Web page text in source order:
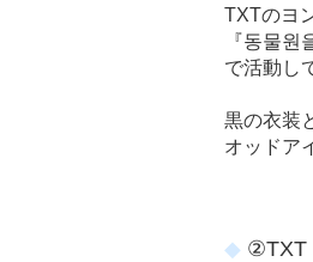
TXTのヨ
『동물원
で活動し
黒の衣装
オッドア
②TXT